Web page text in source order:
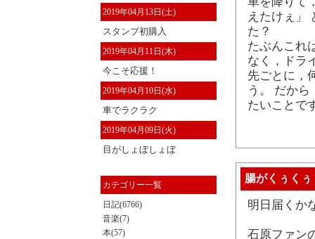
2019年04月13日(土)
スタンプ初購入
2019年04月11日(木)
今こそ応援！
2019年04月10日(水)
車でラクラク
2019年04月09日(火)
目がしょぼしょぼ
カテゴリー一覧
日記(6766)
音楽(7)
本(57)
えたけぇ」
た？
たぶんこれ
なく，ドラ
先ごとに，
う。 だか
たいことで
腸がくぅくぅ
明日届くか
石原ファン